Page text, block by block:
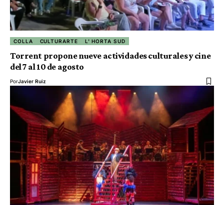
COLLA CULTURARTE L' HORTA SUD
Torrent propone nueve actividades culturales y cine
del 7 al 10 de agosto
PorJavier Ruiz